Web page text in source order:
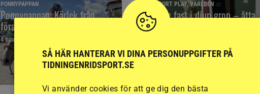
PONNYPAPPAN
Ponnypappan: Kärlek från
första gnägget
4 timmar
RIDSPORT PLAY, VÄRLDEN
Alf låg fast i djup grop – åtta
veterinärer kunde inte
8 timmar
SÅ HÄR HANTERAR VI DINA PERSONUPPGIFTER PÅ
TIDNINGENRIDSPORT.SE
Vi använder cookies för att ge dig den bästa